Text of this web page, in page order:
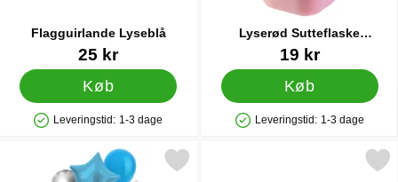
Flagguirlande Lyseblå
25 kr
Køb
Produkttilgængelighed: På lager
Leveringstid: 1-3 dage
Lyserød Sutteflaske
Ballonvægt
Varenr 1989719 kr
Køb
Produkttilgængelighed: På lager
Leveringstid: 1-3 dage
Markér ballonbuket It's A Boy Mix som favoritMarkér ballonkonfetti